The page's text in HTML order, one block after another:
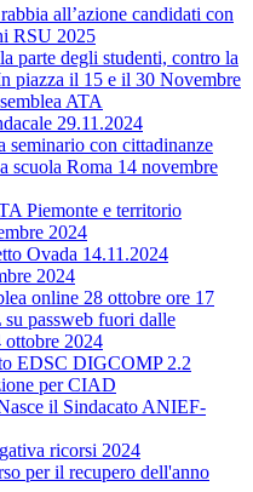
all’azione candidati con
RSU 2025
parte degli studenti, contro la
piazza il 15 e il 30 Novembre
ATA
29.11.2024
con cittadinanze
scuola Roma 14 novembre
Piemonte e territorio
2024
Ovada 14.11.2024
2024
online 28 ottobre ore 17
passweb fuori dalle
ottobre 2024
EDSC DIGCOMP 2.2
per CIAD
il Sindacato ANIEF-
ricorsi 2024
per il recupero dell'anno